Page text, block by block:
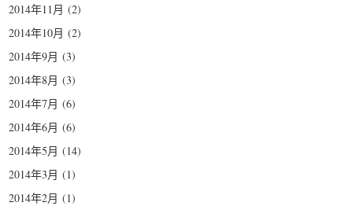
2014年11月 (2)
2014年10月 (2)
2014年9月 (3)
2014年8月 (3)
2014年7月 (6)
2014年6月 (6)
2014年5月 (14)
2014年3月 (1)
2014年2月 (1)